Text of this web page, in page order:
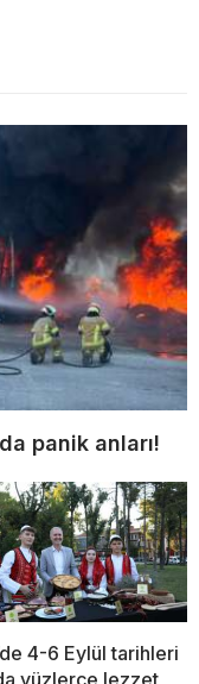
panik anları!
4-6 Eylül tarihleri
yüzlerce lezzet